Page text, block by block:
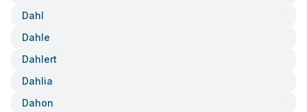
Dahl
Dahle
Dahlert
Dahlia
Dahon